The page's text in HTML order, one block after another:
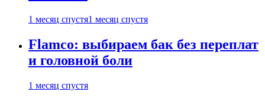
1 месяц спустя1 месяц спустя
Flamco: выбираем бак без переплат
и головной боли
1 месяц спустя